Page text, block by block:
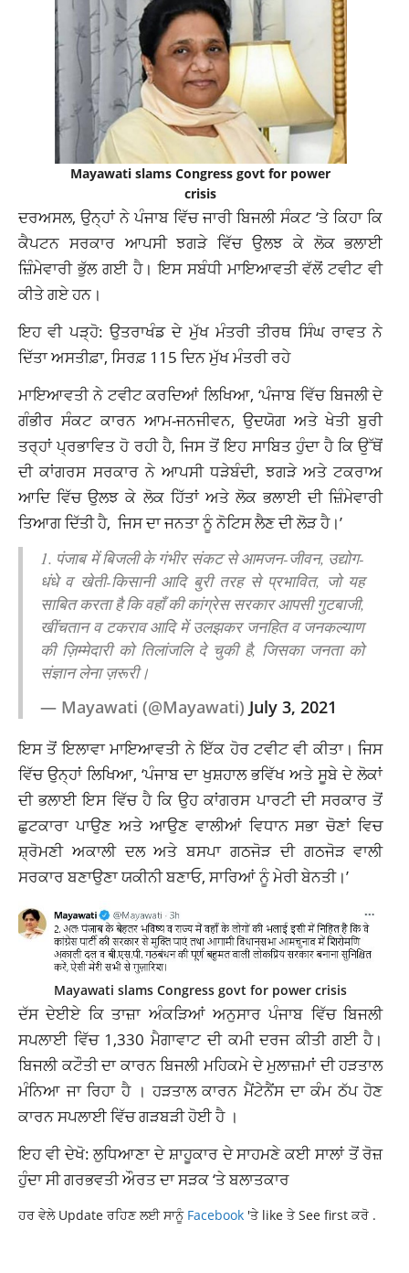
Mayawati slams Congress govt for power
crisis
ਦਰਅਸਲ, ਉਨ੍ਹਾਂ ਨੇ ਪੰਜਾਬ ਵਿੱਚ ਜਾਰੀ ਬਿਜਲੀ ਸੰਕਟ ‘ਤੇ ਕਿਹਾ ਕਿ
ਕੈਪਟਨ ਸਰਕਾਰ ਆਪਸੀ ਝਗੜੇ ਵਿੱਚ ਉਲਝ ਕੇ ਲੋਕ ਭਲਾਈ
ਜ਼ਿੰਮੇਵਾਰੀ ਭੁੱਲ ਗਈ ਹੈ। ਇਸ ਸਬੰਧੀ ਮਾਇਆਵਤੀ ਵੱਲੋਂ ਟਵੀਟ ਵੀ
ਕੀਤੇ ਗਏ ਹਨ।
ਇਹ ਵੀ ਪੜ੍ਹੋ: ਉਤਰਾਖੰਡ ਦੇ ਮੁੱਖ ਮੰਤਰੀ ਤੀਰਥ ਸਿੰਘ ਰਾਵਤ ਨੇ
ਦਿੱਤਾ ਅਸਤੀਫ਼ਾ, ਸਿਰਫ਼ 115 ਦਿਨ ਮੁੱਖ ਮੰਤਰੀ ਰਹੇ
ਮਾਇਆਵਤੀ ਨੇ ਟਵੀਟ ਕਰਦਿਆਂ ਲਿਖਿਆ, ‘ਪੰਜਾਬ ਵਿੱਚ ਬਿਜਲੀ ਦੇ
ਗੰਭੀਰ ਸੰਕਟ ਕਾਰਨ ਆਮ-ਜਨਜੀਵਨ, ਉਦਯੋਗ ਅਤੇ ਖੇਤੀ ਬੁਰੀ
ਤਰ੍ਹਾਂ ਪ੍ਰਭਾਵਿਤ ਹੋ ਰਹੀ ਹੈ, ਜਿਸ ਤੋਂ ਇਹ ਸਾਬਿਤ ਹੁੰਦਾ ਹੈ ਕਿ ਉੱਥੋਂ
ਦੀ ਕਾਂਗਰਸ ਸਰਕਾਰ ਨੇ ਆਪਸੀ ਧੜੇਬੰਦੀ, ਝਗੜੇ ਅਤੇ ਟਕਰਾਅ
ਆਦਿ ਵਿੱਚ ਉਲਝ ਕੇ ਲੋਕ ਹਿੱਤਾਂ ਅਤੇ ਲੋਕ ਭਲਾਈ ਦੀ ਜ਼ਿੰਮੇਵਾਰੀ
ਤਿਆਗ ਦਿੱਤੀ ਹੈ, ਜਿਸ ਦਾ ਜਨਤਾ ਨੂੰ ਨੋਟਿਸ ਲੈਣ ਦੀ ਲੋੜ ਹੈ।’
1. पंजाब में बिजली के गंभीर संकट से आमजन-जीवन, उद्योग-
धंधे व खेती-किसानी आदि बुरी तरह से प्रभावित, जो यह
साबित करता है कि वहाँ की कांग्रेस सरकार आपसी गुटबाजी,
खींचतान व टकराव आदि में उलझकर जनहित व जनकल्याण
की ज़िम्मेदारी को तिलांजलि दे चुकी है, जिसका जनता को
संज्ञान लेना ज़रूरी।
— Mayawati (@Mayawati) July 3, 2021
ਇਸ ਤੋਂ ਇਲਾਵਾ ਮਾਇਆਵਤੀ ਨੇ ਇੱਕ ਹੋਰ ਟਵੀਟ ਵੀ ਕੀਤਾ। ਜਿਸ
ਵਿੱਚ ਉਨ੍ਹਾਂ ਲਿਖਿਆ, ‘ਪੰਜਾਬ ਦਾ ਖੁਸ਼ਹਾਲ ਭਵਿੱਖ ਅਤੇ ਸੂਬੇ ਦੇ ਲੋਕਾਂ
ਦੀ ਭਲਾਈ ਇਸ ਵਿੱਚ ਹੈ ਕਿ ਉਹ ਕਾਂਗਰਸ ਪਾਰਟੀ ਦੀ ਸਰਕਾਰ ਤੋਂ
ਛੁਟਕਾਰਾ ਪਾਉਣ ਅਤੇ ਆਉਣ ਵਾਲੀਆਂ ਵਿਧਾਨ ਸਭਾ ਚੋਣਾਂ ਵਿਚ
ਸ਼੍ਰੋਮਣੀ ਅਕਾਲੀ ਦਲ ਅਤੇ ਬਸਪਾ ਗਠਜੋੜ ਦੀ ਗਠਜੋੜ ਵਾਲੀ
ਸਰਕਾਰ ਬਣਾਉਣਾ ਯਕੀਨੀ ਬਣਾਓ, ਸਾਰਿਆਂ ਨੂੰ ਮੇਰੀ ਬੇਨਤੀ।’
Mayawati slams Congress govt for power crisis
ਦੱਸ ਦੇਈਏ ਕਿ ਤਾਜ਼ਾ ਅੰਕੜਿਆਂ ਅਨੁਸਾਰ ਪੰਜਾਬ ਵਿੱਚ ਬਿਜਲੀ
ਸਪਲਾਈ ਵਿੱਚ 1,330 ਮੈਗਾਵਾਟ ਦੀ ਕਮੀ ਦਰਜ ਕੀਤੀ ਗਈ ਹੈ।
ਬਿਜਲੀ ਕਟੌਤੀ ਦਾ ਕਾਰਨ ਬਿਜਲੀ ਮਹਿਕਮੇ ਦੇ ਮੁਲਾਜ਼ਮਾਂ ਦੀ ਹੜਤਾਲ
ਮੰਨਿਆ ਜਾ ਰਿਹਾ ਹੈ । ਹੜਤਾਲ ਕਾਰਨ ਮੈਂਟੇਨੈਂਸ ਦਾ ਕੰਮ ਠੱਪ ਹੋਣ
ਕਾਰਨ ਸਪਲਾਈ ਵਿੱਚ ਗੜਬੜੀ ਹੋਈ ਹੈ ।
ਇਹ ਵੀ ਦੇਖੋ: ਲੁਧਿਆਣਾ ਦੇ ਸ਼ਾਹੂਕਾਰ ਦੇ ਸਾਹਮਣੇ ਕਈ ਸਾਲਾਂ ਤੋਂ ਰੋਜ਼
ਹੁੰਦਾ ਸੀ ਗਰਭਵਤੀ ਔਰਤ ਦਾ ਸੜਕ ‘ਤੇ ਬਲਾਤਕਾਰ
ਹਰ ਵੇਲੇ Update ਰਹਿਣ ਲਈ ਸਾਨੂੰ Facebook 'ਤੇ like ਤੇ See first ਕਰੋ .